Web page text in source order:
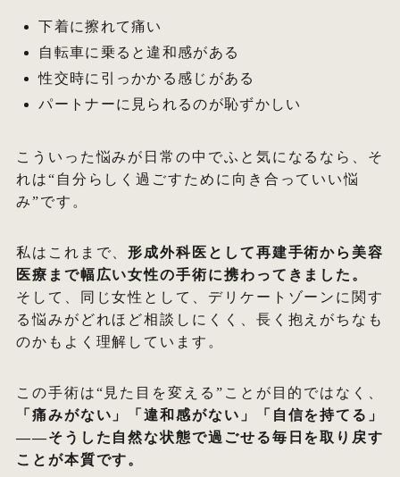
下着に擦れて痛い
自転車に乗ると違和感がある
性交時に引っかかる感じがある
パートナーに見られるのが恥ずかしい
こういった悩みが日常の中でふと気になるなら、そ
れは“自分らしく過ごすために向き合っていい悩
み”です。
私はこれまで、形成外科医として再建手術から美容
医療まで幅広い女性の手術に携わってきました。
そして、同じ女性として、デリケートゾーンに関す
る悩みがどれほど相談しにくく、長く抱えがちなも
のかもよく理解しています。
この手術は“見た目を変える”ことが目的ではなく、
「痛みがない」「違和感がない」「自信を持てる」
――そうした自然な状態で過ごせる毎日を取り戻す
ことが本質です。